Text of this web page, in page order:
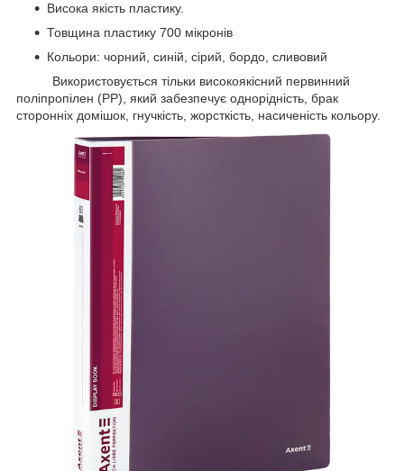
Висока якість пластику.
Товщина пластику 700 мікронів
Кольори: чорний, синій, сірий, бордо, сливовий
Використовується тільки високоякісний первинний
поліпропілен (РР), який забезпечує однорідність, брак
сторонніх домішок, гнучкість, жорсткість, насиченість кольору.